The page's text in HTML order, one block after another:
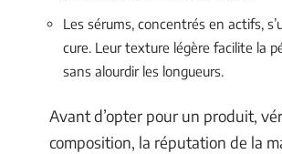
Les sérums, concentrés en actifs,
cure. Leur texture légère facilite la
sans alourdir les longueurs.
Avant d’opter pour un produit,
composition, la réputation de la